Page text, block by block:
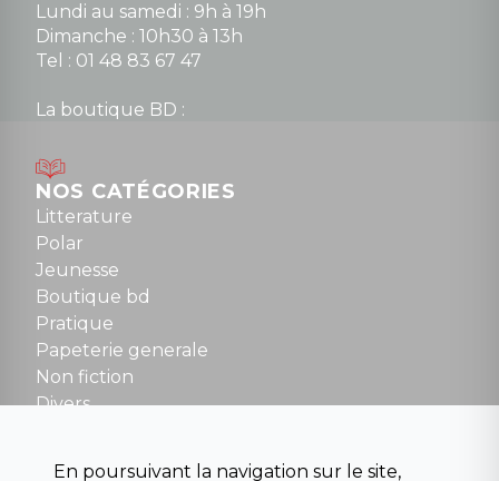
Lundi au samedi : 9h à 19h
Dimanche : 10h30 à 13h
Tel : 01 48 83 67 47
La boutique BD :
Mardi au samedi : 10h à 13h / 14h à 19h
Dimanche : 10h30 à 12h30
Tel : 01 48 89 13 88
Fermé le dimanche en Juillet et Août
NOUS CONTACTER
contact@la-griffe-noire.com
NOS CATÉGORIES
Litterature
Polar
Jeunesse
Boutique bd
Pratique
Papeterie generale
Non fiction
Divers
En poursuivant la navigation sur le site,